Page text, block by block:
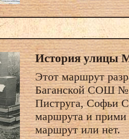
История улицы
Этот маршрут
Баганской СОШ №
Пиструга, Софьи
маршрута и прими
маршрут или нет.